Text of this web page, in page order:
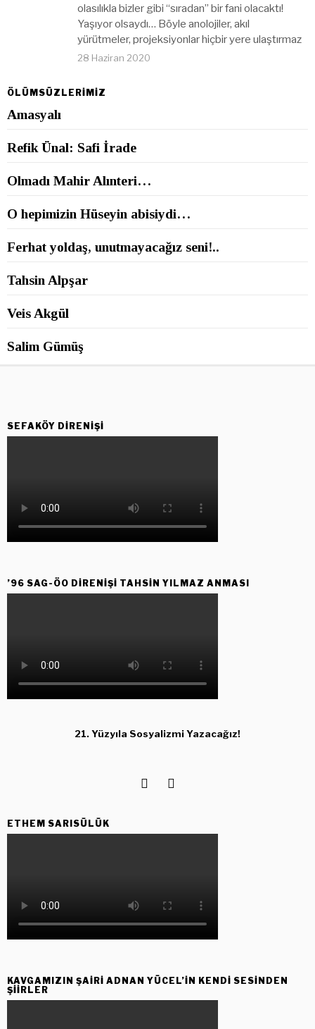
olasılıkla bizler gibi “sıradan” bir fani olacaktı!
Yaşıyor olsaydı… Böyle anolojiler, akıl
yürütmeler, projeksiyonlar hiçbir yere ulaştırmaz
28 Haziran 2020
ÖLÜMSÜZLERİMİZ
Amasyalı
Refik Ünal: Safi İrade
Olmadı Mahir Alınteri…
O hepimizin Hüseyin abisiydi…
Ferhat yoldaş, unutmayacağız seni!..
Tahsin Alpşar
Veis Akgül
Salim Gümüş
SEFAKÖY DIRENIŞI
’96 SAG-ÖO DİRENİŞİ TAHSİN YILMAZ ANMASI
21. Yüzyıla Sosyalizmi Yazacağız!
ETHEM SARISÜLÜK
KAVGAMIZIN ŞAIRI ADNAN YÜCEL’IN KENDI SESINDEN
ŞIIRLER